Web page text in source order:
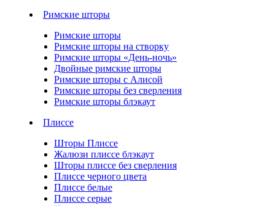
Римские шторы
Римские шторы
Римские шторы на створку
Римские шторы «День-ночь»
Двойные римские шторы
Римские шторы с Алисой
Римские шторы без сверления
Римские шторы блэкаут
Плиссе
Шторы Плиссе
Жалюзи плиссе блэкаут
Шторы плиссе без сверления
Плиссе черного цвета
Плиссе белые
Плиссе серые